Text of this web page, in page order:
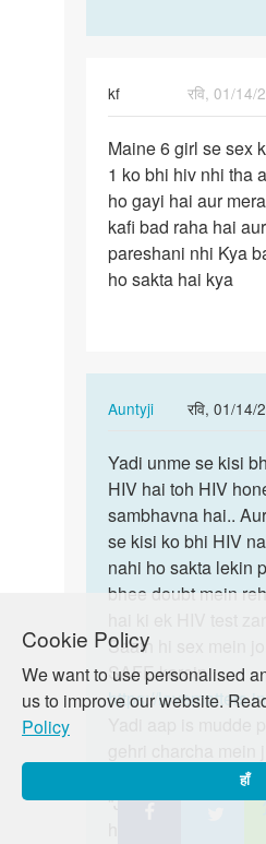
Cookie Policy
We want to use personalised
us to improve our website.
Policy
हाँ
kf
रवि, 01/14/
Maine
6
girl
se
sex
kiya…
Maine 6 girl se sex
1 ko bhi hiv nhi tha
ho gayi hai aur
kafi bad raha hai
pareshani nhi Kya
ho sakta hai kya
Auntyji
रवि, 01/14/
In
to
Maine
6
girl
se
sex
kf
Yadi
unme
se
kisi
bhi…
Yadi unme se kisi
HIV hai toh HIV
sambhavna hai..
se kisi ko bhi HIV
nahi ho sakta lekin
bhee doubt mein
Saath hi sex mein jo
SAFE karein.
https://
hain toh hamare
“Just Poocho”
https://